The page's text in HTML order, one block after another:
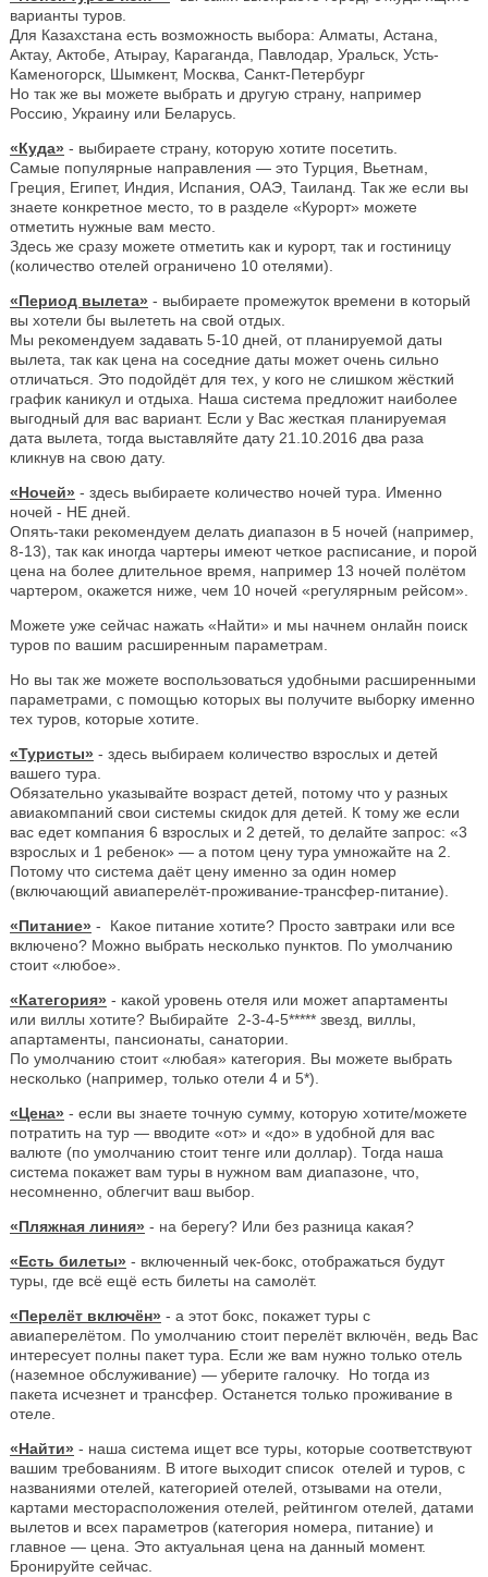
варианты туров.
Для Казахстана есть возможность выбора: Алматы, Астана,
Актау, Актобе, Атырау, Караганда, Павлодар, Уральск, Усть-
Каменогорск, Шымкент, Москва, Санкт-Петербург
Но так же вы можете выбрать и другую страну, например
Россию, Украину или Беларусь.
«Куда» - выбираете страну, которую хотите посетить.
Самые популярные направления — это Турция, Вьетнам,
Греция, Египет, Индия, Испания, ОАЭ, Таиланд. Так же если вы
знаете конкретное место, то в разделе «Курорт» можете
отметить нужные вам место.
Здесь же сразу можете отметить как и курорт, так и гостиницу
(количество отелей ограничено 10 отелями).
«Период вылета» - выбираете промежуток времени в который
вы хотели бы вылететь на свой отдых.
Мы рекомендуем задавать 5-10 дней, от планируемой даты
вылета, так как цена на соседние даты может очень сильно
отличаться. Это подойдёт для тех, у кого не слишком жёсткий
график каникул и отдыха. Наша система предложит наиболее
выгодный для вас вариант. Если у Вас жесткая планируемая
дата вылета, тогда выставляйте дату 21.10.2016 два раза
кликнув на свою дату.
«Ночей» - здесь выбираете количество ночей тура. Именно
ночей - НЕ дней.
Опять-таки рекомендуем делать диапазон в 5 ночей (например,
8-13), так как иногда чартеры имеют четкое расписание, и порой
цена на более длительное время, например 13 ночей полётом
чартером, окажется ниже, чем 10 ночей «регулярным рейсом».
Можете уже сейчас нажать «Найти» и мы начнем онлайн поиск
туров по вашим расширенным параметрам.
Но вы так же можете воспользоваться удобными расширенными
параметрами, с помощью которых вы получите выборку именно
тех туров, которые хотите.
«Туристы» - здесь выбираем количество взрослых и детей
вашего тура.
Обязательно указывайте возраст детей, потому что у разных
авиакомпаний свои системы скидок для детей. К тому же если
вас едет компания 6 взрослых и 2 детей, то делайте запрос: «3
взрослых и 1 ребенок» — а потом цену тура умножайте на 2.
Потому что система даёт цену именно за один номер
(включающий авиаперелёт-проживание-трансфер-питание).
«Питание» - Какое питание хотите? Просто завтраки или все
включено? Можно выбрать несколько пунктов. По умолчанию
стоит «любое».
«Категория» - какой уровень отеля или может апартаменты
или виллы хотите? Выбирайте 2-3-4-5***** звезд, виллы,
апартаменты, пансионаты, санатории.
По умолчанию стоит «любая» категория. Вы можете выбрать
несколько (например, только отели 4 и 5*).
«Цена» - если вы знаете точную сумму, которую хотите/можете
потратить на тур — вводите «от» и «до» в удобной для вас
валюте (по умолчанию стоит тенге или доллар). Тогда наша
система покажет вам туры в нужном вам диапазоне, что,
несомненно, облегчит ваш выбор.
«Пляжная линия» - на берегу? Или без разница какая?
«Есть билеты» - включенный чек-бокс, отображаться будут
туры, где всё ещё есть билеты на самолёт.
«Перелёт включён» - а этот бокс, покажет туры с
авиаперелётом. По умолчанию стоит перелёт включён, ведь Вас
интересует полны пакет тура. Если же вам нужно только отель
(наземное обслуживание) — уберите галочку. Но тогда из
пакета исчезнет и трансфер. Останется только проживание в
отеле.
«Найти» - наша система ищет все туры, которые соответствуют
вашим требованиям. В итоге выходит список отелей и туров, с
названиями отелей, категорией отелей, отзывами на отели,
картами месторасположения отелей, рейтингом отелей, датами
вылетов и всех параметров (категория номера, питание) и
главное — цена. Это актуальная цена на данный момент.
Бронируйте сейчас.